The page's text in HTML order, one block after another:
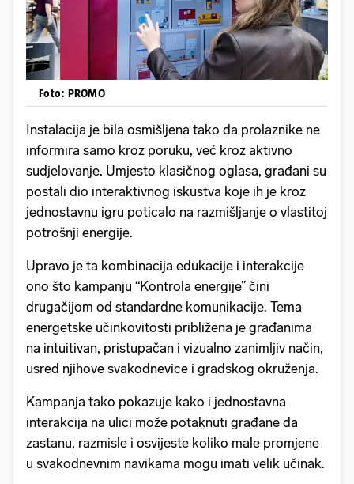
Foto: PROMO
Instalacija je bila osmišljena tako da prolaznike ne
informira samo kroz poruku, već kroz aktivno
sudjelovanje. Umjesto klasičnog oglasa, građani su
postali dio interaktivnog iskustva koje ih je kroz
jednostavnu igru poticalo na razmišljanje o vlastitoj
potrošnji energije.
Upravo je ta kombinacija edukacije i interakcije
ono što kampanju “Kontrola energije” čini
drugačijom od standardne komunikacije. Tema
energetske učinkovitosti približena je građanima
na intuitivan, pristupačan i vizualno zanimljiv način,
usred njihove svakodnevice i gradskog okruženja.
Kampanja tako pokazuje kako i jednostavna
interakcija na ulici može potaknuti građane da
zastanu, razmisle i osvijeste koliko male promjene
u svakodnevnim navikama mogu imati velik učinak.